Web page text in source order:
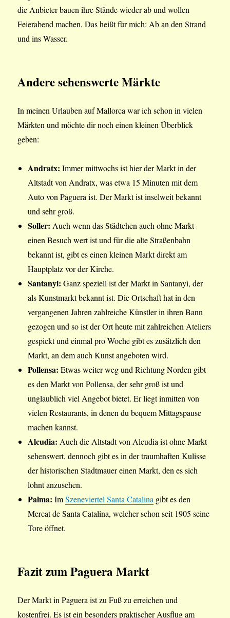
die Anbieter bauen ihre Stände wieder ab und wollen
Feierabend machen. Das heißt für mich: Ab an den Strand
und ins Wasser.
Andere sehenswerte Märkte
In meinen Urlauben auf Mallorca war ich schon in vielen
Märkten und möchte dir noch einen kleinen Überblick
geben:
Andratx: Immer mittwochs ist hier der Markt in der
Altstadt von Andratx, was etwa 15 Minuten mit dem
Auto von Paguera ist. Der Markt ist inselweit bekannt
und sehr groß.
Soller:Auch wenn das Städtchen auch ohne Markt
einen Besuch wert ist und für die alte Straßenbahn
bekannt ist, gibt es einen kleinen Markt direkt am
Hauptplatz vor der Kirche.
Santanyi: Ganz speziell ist der Markt in Santanyi, der
als Kunstmarkt bekannt ist. Die Ortschaft hat in den
vergangenen Jahren zahlreiche Künstler in ihren Bann
gezogen und so ist der Ort heute mit zahlreichen Ateliers
gespickt und einmal pro Woche gibt es zusätzlich den
Markt, an dem auch Kunst angeboten wird.
Pollensa: Etwas weiter weg und Richtung Norden gibt
es den Markt von Pollensa, der sehr groß ist und
unglaublich viel Angebot bietet. Er liegt inmitten von
vielen Restaurants, in denen du bequem Mittagspause
machen kannst.
Alcudia: Auch die Altstadt von Alcudia ist ohne Markt
sehenswert, dennoch gibt es in der traumhaften Kulisse
der historischen Stadtmauer einen Markt, den es sich
lohnt anzusehen.
Palma:ImSzeneviertel Santa Catalina gibt es den
Mercat de Santa Catalina, welcher schon seit 1905 seine
Tore öffnet.
Fazitzum Paguera Markt
Der Markt in Paguera ist zu Fuß zu erreichen und
kostenfrei. Es ist ein besonders praktischer Ausflug am